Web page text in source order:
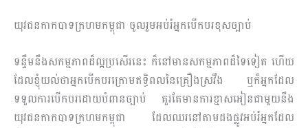
យុវជនកាកបាទក្រហមកម្ពុជា ចូលរួមអប់រំអ្នកបើកបរខុសច្បាប់
ទន្ទឹមនឹងសកម្មភាពដ៏ល្អប្រសើរនេះ ក៏នៅមានសកម្មភាពដ៏ទៃទៀត ហើយ
ដែលខ្ញុំយល់ថាអ្នកបើកបរក្រោម​ឥទ្ធិពលនៃគ្រឿងស្រវឹង ឬក៏អ្នកដែល
ទទួលការបើកបរដោយបំពានច្បាប់ គួរតែមានការខ្មាសអៀនជាមួយនឹង
យុវជនកាកបាទក្រហមកម្ពុជា ដែលឈរនៅតាមដងផ្លូវអប់រំអ្នកដែល